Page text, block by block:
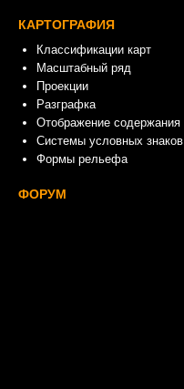
КАРТОГРАФИЯ
Классификации карт
Масштабный ряд
Проекции
Разграфка
Отображение содержания
Системы условных знаков
Формы рельефа
ФОРУМ